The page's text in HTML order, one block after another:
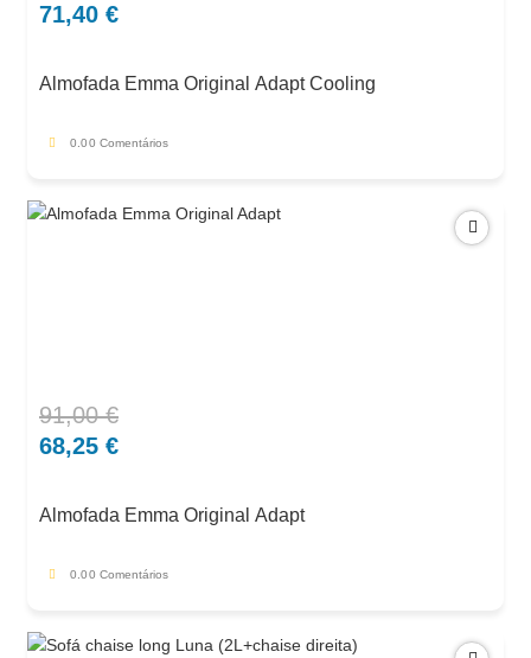
preço
102,00 €.
71,40 €
preço
71,40 €.
Almofada Emma Original Adapt Cooling
0.00 Comentários
91,00€
O
preço
91,00 €.
68,25 €
O
preço
68,25 €.
Almofada Emma Original Adapt
0.00 Comentários